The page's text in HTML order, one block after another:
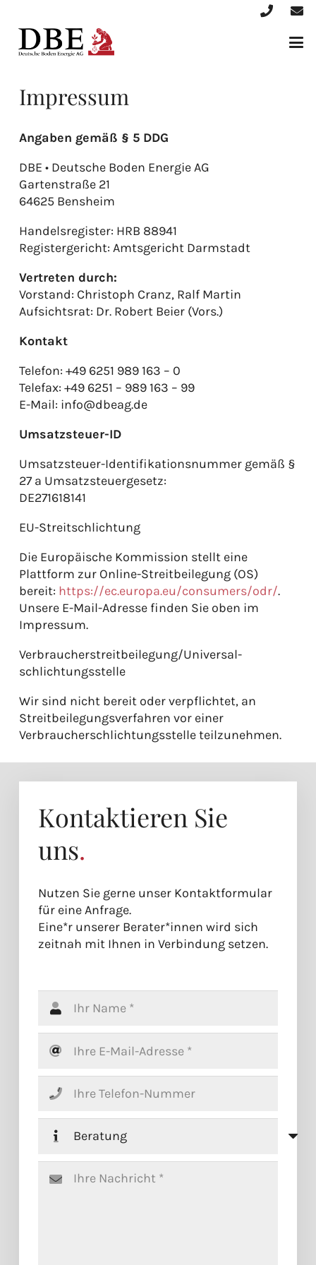
Impressum
Angaben gemäß § 5 DDG
DBE • Deutsche Boden Energie AG
Gartenstraße 21
64625 Bensheim
Handelsregister: HRB 88941
Registergericht: Amtsgericht Darmstadt
Vertreten durch:
Vorstand: Christoph Cranz, Ralf Martin
Aufsichtsrat: Dr. Robert Beier (Vors.)
Kontakt
Telefon: +49 6251 989 163 – 0
Telefax: +49 6251 – 989 163 – 99
E-Mail: info@dbeag.de
Umsatzsteuer-ID
Umsatzsteuer-Identifikationsnummer gemäß §
27 a Umsatzsteuergesetz:
DE271618141
EU-Streitschlichtung
Die Europäische Kommission stellt eine
Plattform zur Online-Streitbeilegung (OS)
bereit: https://ec.europa.eu/consumers/odr/.
Unsere E-Mail-Adresse finden Sie oben im
Impressum.
Verbraucher­streit­beilegung/Universal­
schlichtungs­stelle
Wir sind nicht bereit oder verpflichtet, an
Streitbeilegungsverfahren vor einer
Verbraucherschlichtungsstelle teilzunehmen.
Kontaktieren Sie
uns.
Nutzen Sie gerne unser Kontaktformular
für eine Anfrage.
Eine*r unserer Berater*innen wird sich
zeitnah mit Ihnen in Verbindung setzen.